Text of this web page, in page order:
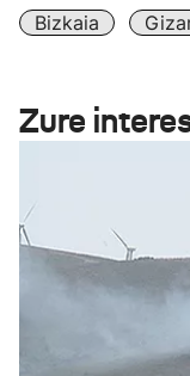
Bizkaia
Zure